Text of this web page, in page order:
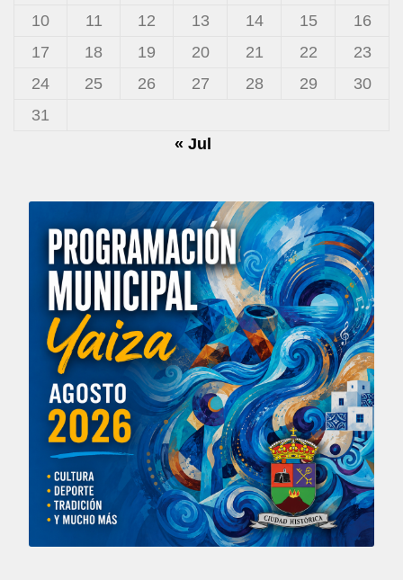
10
11 12 13 14 15
16
17
18 19 20 21 22
23
24
25 26 27 28 29
30
31
« Jul